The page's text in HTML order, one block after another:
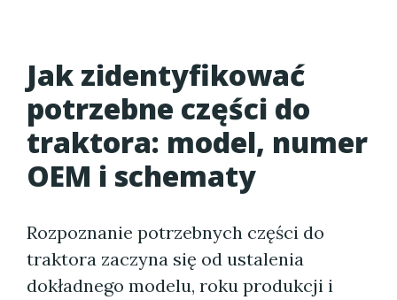
Jak zidentyfikować
potrzebne części do
traktora: model, numer
OEM i schematy
Rozpoznanie potrzebnych części do
traktora zaczyna się od ustalenia
dokładnego modelu, roku produkcji i